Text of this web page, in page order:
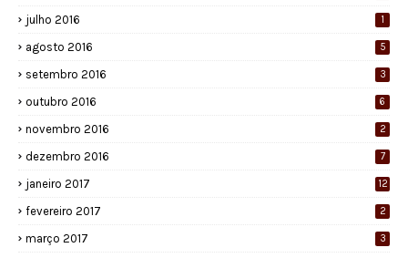
julho 2016 1
agosto 2016 5
setembro 2016 3
outubro 2016 6
novembro 2016 2
dezembro 2016 7
janeiro 2017 12
fevereiro 2017 2
março 2017 3